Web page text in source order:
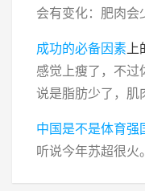
会有变化：肥肉
成功的必备因素上
感觉上瘦了，不过
说是脂肪少了，肌
中国是不是体育强
听说今年苏超很火。